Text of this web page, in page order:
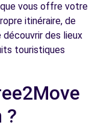
-
9.7
vous offre votre
itinéraire, de
des lieux
touristiques
?